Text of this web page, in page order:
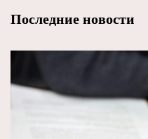
Последние новости